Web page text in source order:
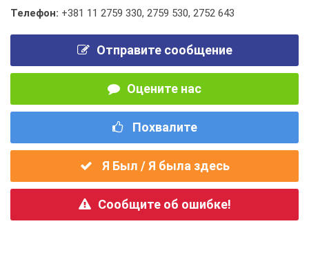
Телефон: +381 11 2759 330, 2759 530, 2752 643
Отправите сообщение
Оцените нас
Похвалите
Я Был / Я была здесь
Сообщите об ошибке!